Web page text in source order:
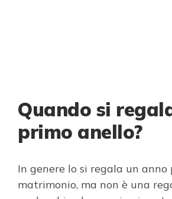
Quando si
primo anello?
In genere lo si regala un anno
matrimonio, ma non è una